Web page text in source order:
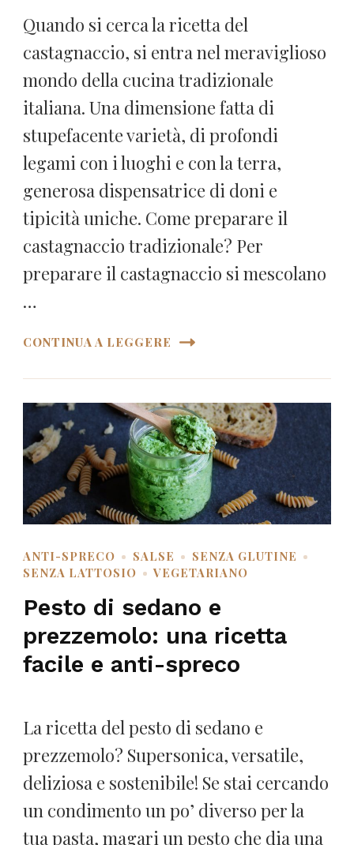
Quando si cerca la ricetta del
castagnaccio, si entra nel meraviglioso
mondo della cucina tradizionale
italiana. Una dimensione fatta di
stupefacente varietà, di profondi
legami con i luoghi e con la terra,
generosa dispensatrice di doni e
tipicità uniche. Come preparare il
castagnaccio tradizionale? Per
preparare il castagnaccio si mescolano
…
CONTINUA A LEGGERE
ANTI-SPRECO SALSE
SENZA GLUTINE
SENZA LATTOSIO
VEGETARIANO
Pesto di sedano e
prezzemolo: una ricetta
facile e anti-spreco
La ricetta del pesto di sedano e
prezzemolo? Supersonica, versatile,
deliziosa e sostenibile! Se stai cercando
un condimento un po’ diverso per la
tua pasta, magari un pesto che dia una